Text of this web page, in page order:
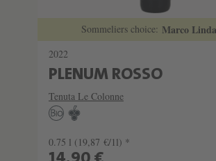
Sommeliers choice: Marco
2022
PLENUM ROSSO
Tenuta Le Colonne
0.75 l (19,87 €/1l) *